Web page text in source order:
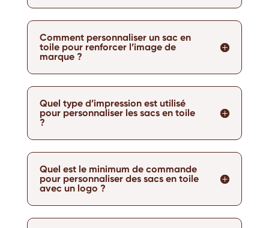
Comment personnaliser un sac en
toile pour renforcer l’image de
marque ?
Quel type d’impression est utilisé
pour personnaliser les sacs en toile
?
Quel est le minimum de commande
pour personnaliser des sacs en toile
avec un logo ?